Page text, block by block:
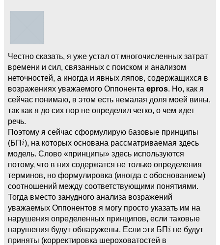
Честно сказать, я уже устал от многочисленных затрат
времени и сил, связанных с поиском и анализом
неточностей, а иногда и явных ляпов, содержащихся в
возражениях уважаемого Оппонента epros. Но, как я
сейчас понимаю, в этом есть немалая доля моей вины,
так как я до сих пор не определил четко, о чем идет
речь.
Поэтому я сейчас сформулирую базовые принципы
(БП ), на которых основана рассматриваемая здесь
модель. Слово «принципы» здесь используются
потому, что в них содержатся не только определения
терминов, но формулировка (иногда с обоснованием)
соотношений между соответствующими понятиями.
Тогда вместо занудного анализа возражений
уважаемых Оппонентов я могу просто указать им на
нарушения определенных принципов, если таковые
нарушения будут обнаружены. Если эти БП
не будут
приняты (корректировка шероховатостей в